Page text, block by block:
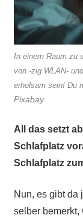
In einem Raum zu
von -zig WLAN-
erholsam sein! Du
Pixabay
All das setzt
Schlafplatz
Schlafplatz
Nun, es gibt da
selber